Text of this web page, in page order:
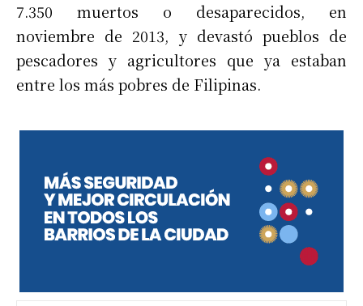
7.350 muertos o desaparecidos, en
noviembre de 2013, y devastó pueblos de
pescadores y agricultores que ya estaban
entre los más pobres de Filipinas.